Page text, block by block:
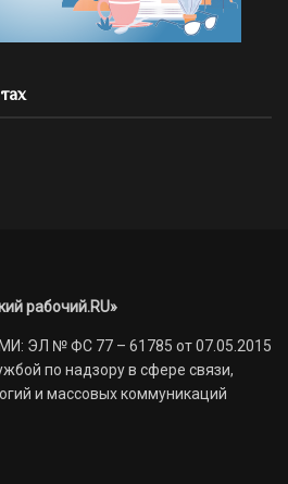
рабочий.RU»
ЭЛ № ФС 77 – 61785 от 07.05.2015
по надзору в сфере связи,
и массовых коммуникаций